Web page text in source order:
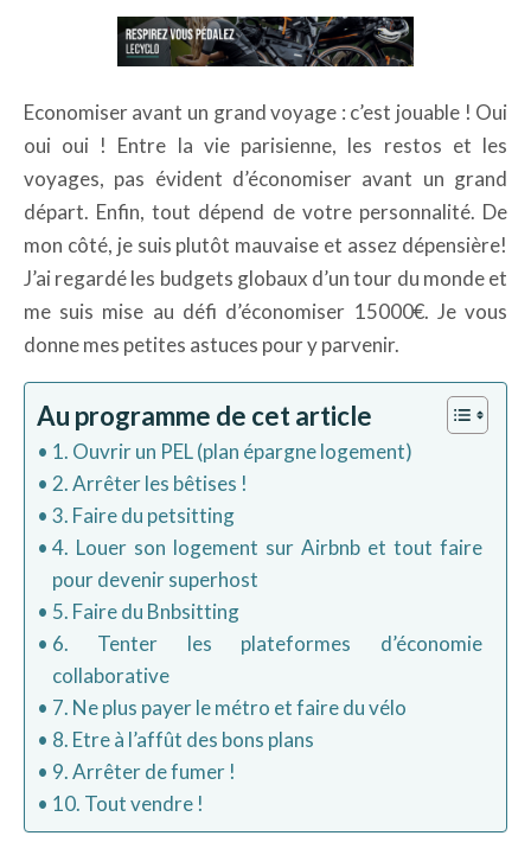
Economiser avant un grand voyage : c’est jouable ! Oui
oui oui ! Entre la vie parisienne, les restos et les
voyages, pas évident d’économiser avant un grand
départ. Enfin, tout dépend de votre personnalité. De
mon côté, je suis plutôt mauvaise et assez dépensière!
J’ai regardé les budgets globaux d’un tour du monde et
me suis mise au défi d’économiser 15000€. Je vous
donne mes petites astuces pour y parvenir.
Au programme de cet article
1. Ouvrir un PEL (plan épargne logement)
2. Arrêter les bêtises !
3. Faire du petsitting
4. Louer son logement sur Airbnb et tout faire
pour devenir superhost
5. Faire du Bnbsitting
6. Tenter les plateformes d’économie
collaborative
7. Ne plus payer le métro et faire du vélo
8. Etre à l’affût des bons plans
9. Arrêter de fumer !
10. Tout vendre !